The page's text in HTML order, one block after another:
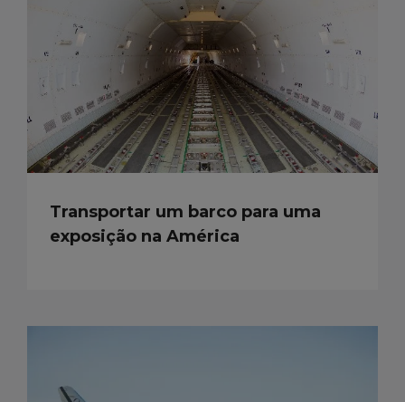
Transportar um barco para uma
exposição na América